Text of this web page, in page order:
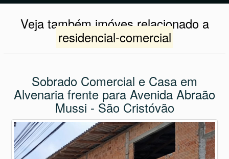
Veja também imóves relacionado a
residencial-comercial
Sobrado Comercial e Casa em
Alvenaria frente para Avenida Abraão
Mussi - São Cristóvão